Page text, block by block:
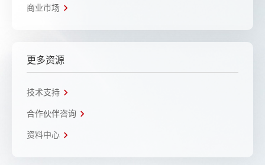
商业市场
更多资源
技术支持
合作伙伴咨询
资料中心